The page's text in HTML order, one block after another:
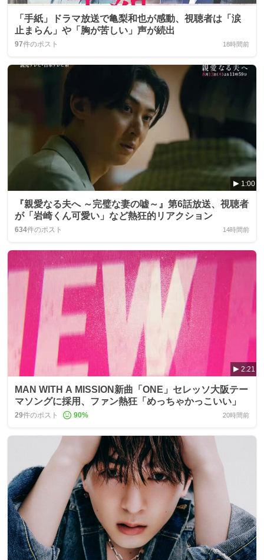
「手紙」ドラマ放送で亀梨和也が感動、視聴者は「涙
止まらん」や「胸が苦しい」声が続出
97件のポスト 18時間前
1:00
『親愛なる夫へ ～完璧な妻の嘘～』第6話放送、視聴者
が「岩崎くん可愛い」など熱狂的リアクション
634件のポスト 14時間前
2:21
MAN WITH A MISSION新曲「ONE」セレッソ大阪テー
マソングに採用、ファン熱狂「めっちゃかっこいい」
29件のポスト 90% 20時間前